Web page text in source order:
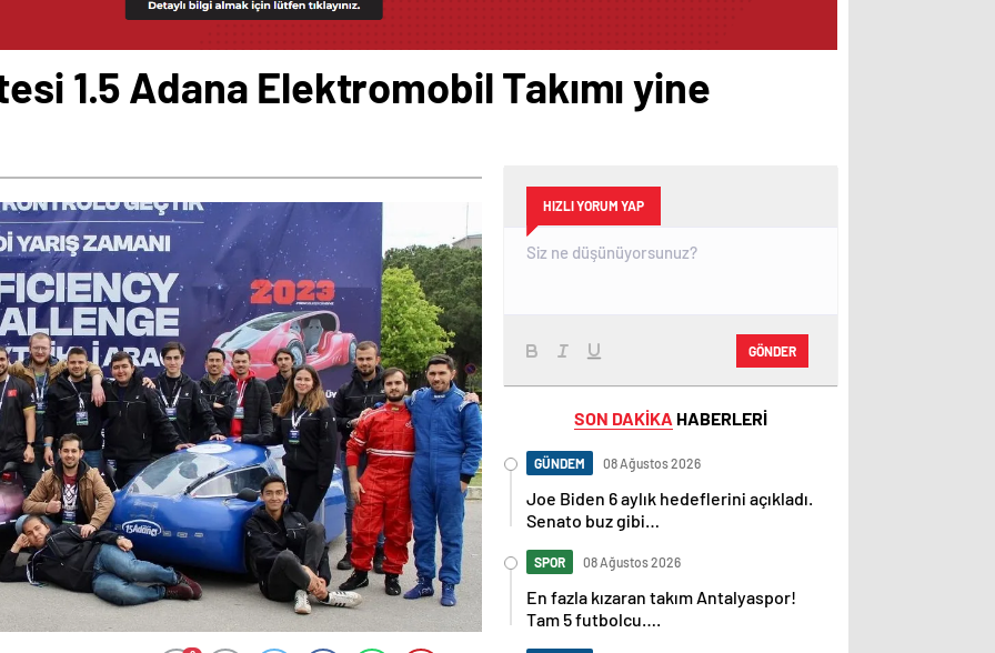
1.5 Adana Elektromobil Takımı yine
HIZLI YORUM YAP
GÖNDER
SON DAKİKA HABERLERİ
GÜNDEM 08 Ağustos 2026
Joe Biden 6 aylık hedeflerini açıkladı.
Senato buz gibi…
SPOR 08 Ağustos 2026
En fazla kızaran takım Antalyaspor!
Tam 5 futbolcu….